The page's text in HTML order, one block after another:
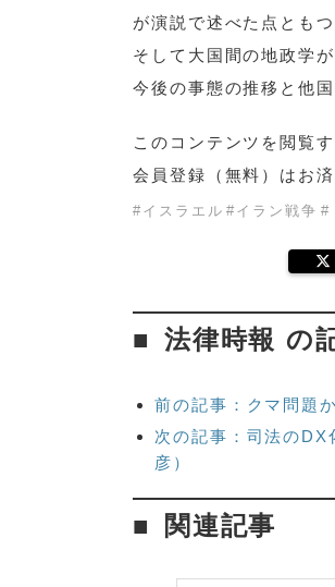
が演説で述べた点とも
そして大国間の地政学
今後の事態の推移と他
このコンテンツを閲覧
会員登録（無料）はお
# イスラエル # イラン戦争 #
法律時報 の
前の記事：クマ問題
次の記事：司法の
彦）
関連記事